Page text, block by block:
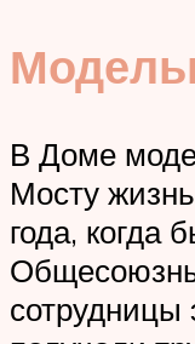
В Доме
Мосту
года, когда
сотрудницы